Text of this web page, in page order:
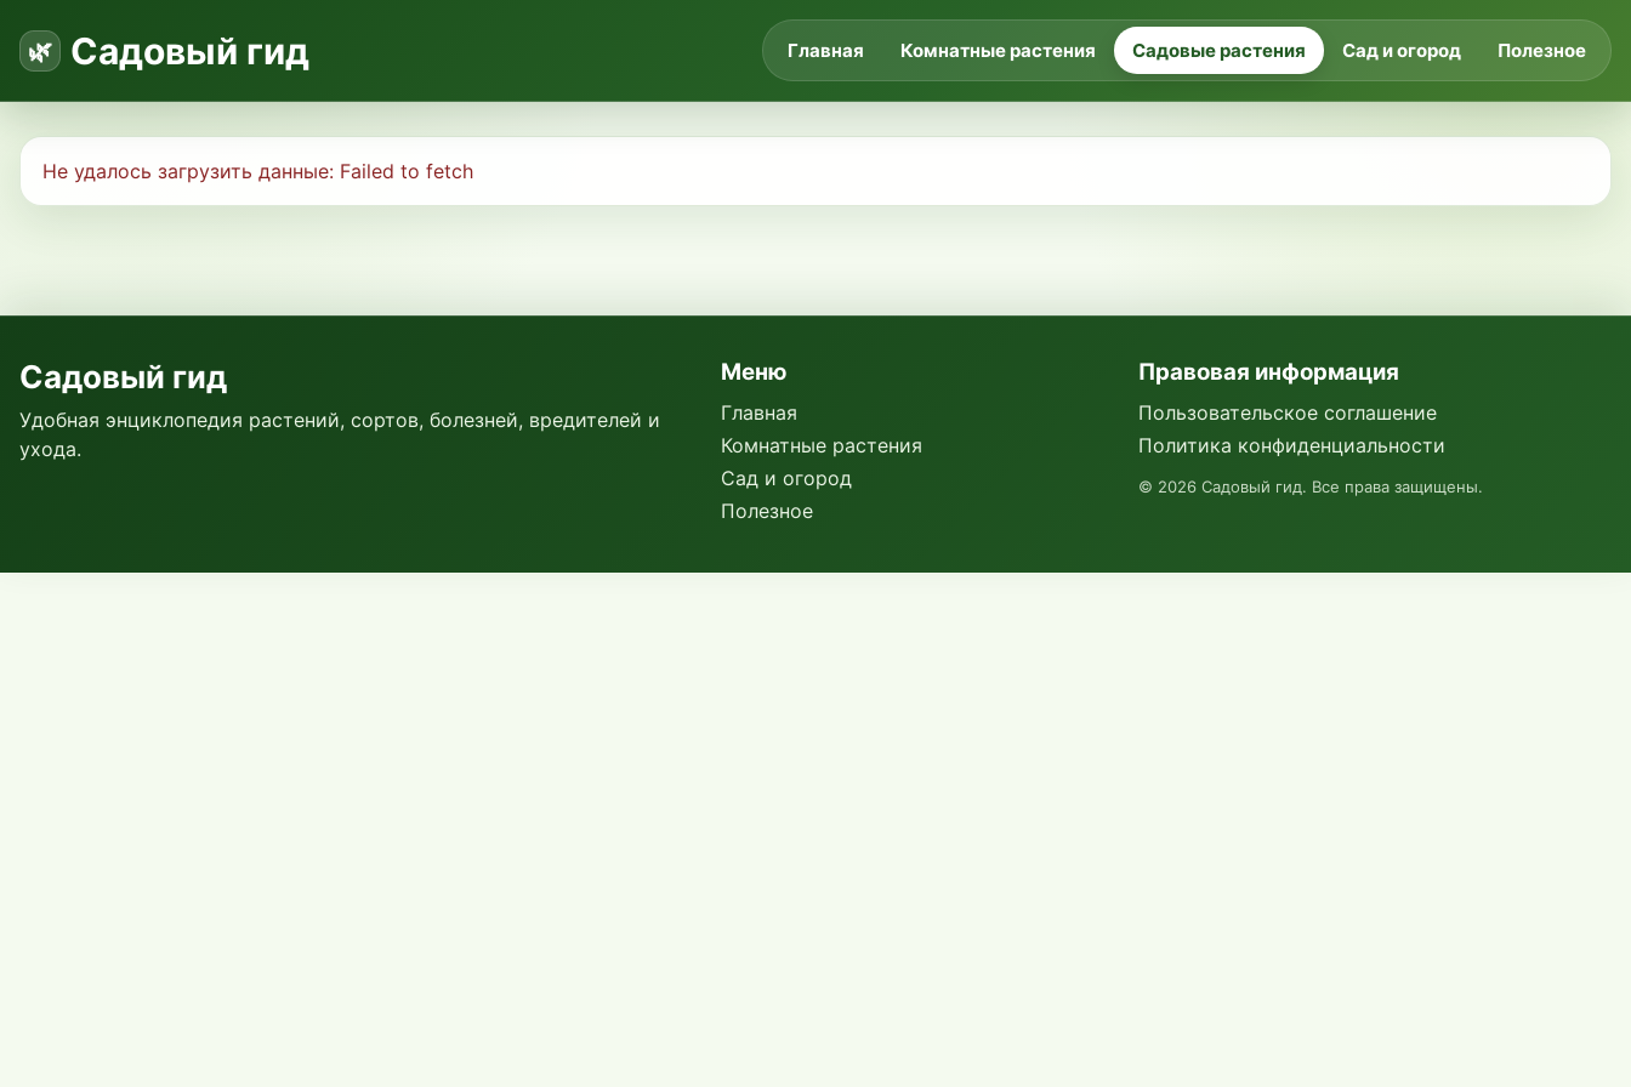
Садовый гид Главная Комнатные растения Садовые растения Сад и огород Полезное
Не удалось загрузить данные: Failed to fetch
Садовый гид
Удобная энциклопедия растений, сортов, болезней, вредителей и
ухода.
Меню
Главная
Комнатные растения
Сад и огород
Полезное
Правовая информация
Пользовательское соглашение
Политика конфиденциальности
© 2026 Садовый гид. Все права защищены.